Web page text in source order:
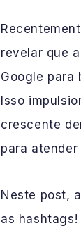
revelar que
Google para
Isso
crescente
para
Neste post,
as